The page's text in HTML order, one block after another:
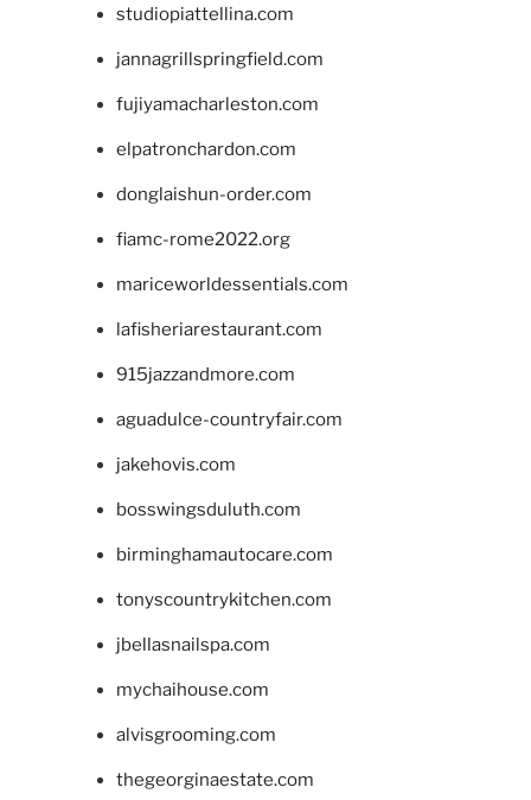
studiopiattellina.com
jannagrillspringfield.com
fujiyamacharleston.com
elpatronchardon.com
donglaishun-order.com
fiamc-rome2022.org
mariceworldessentials.com
lafisheriarestaurant.com
915jazzandmore.com
aguadulce-countryfair.com
jakehovis.com
bosswingsduluth.com
birminghamautocare.com
tonyscountrykitchen.com
jbellasnailspa.com
mychaihouse.com
alvisgrooming.com
thegeorginaestate.com